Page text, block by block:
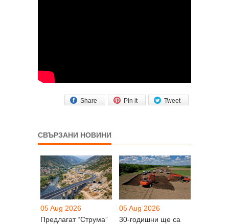
Tweet
Pin it
Share
СВЪРЗАНИ НОВИНИ
05 Aug 2026
Предлагат “Струма”
05 Aug 2026
30-годишни ще са